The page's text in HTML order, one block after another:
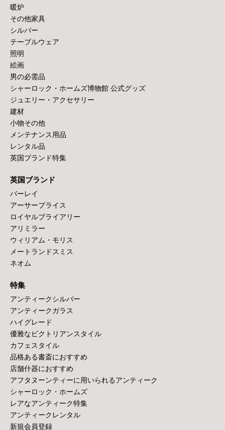
暖炉
その他家具
シルバー
テーブルウェア
照明
絵画
男の必需品
シャーロック・ホームズ博物館 公式グッズ
ジュエリー・アクセサリー
建材
小物その他
メンテナンス用品
レンタル品
英国ブランド特集
英国ブランド
バーレイ
アーサープライス
ロイヤルブライアリー
アリミラー
ウィリアム・モリス
メートランドスミス
ネオム
特集
アンティークシルバー
アンティークガラス
ハイグレード
優雅なビクトリアンスタイル
カフェスタイル
品格ある書斎におすすめ
店舗什器におすすめ
アフタヌーンティーに用いられるアンティーク
シャーロック・ホームズ
レアなアンティーク特集
アンティークレンタル
新規会員登録